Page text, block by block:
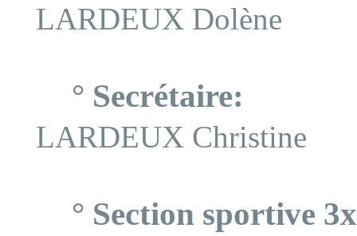
LARDEUX Dolène
° Secrétaire:
LARDEUX Christine
° Section sportive